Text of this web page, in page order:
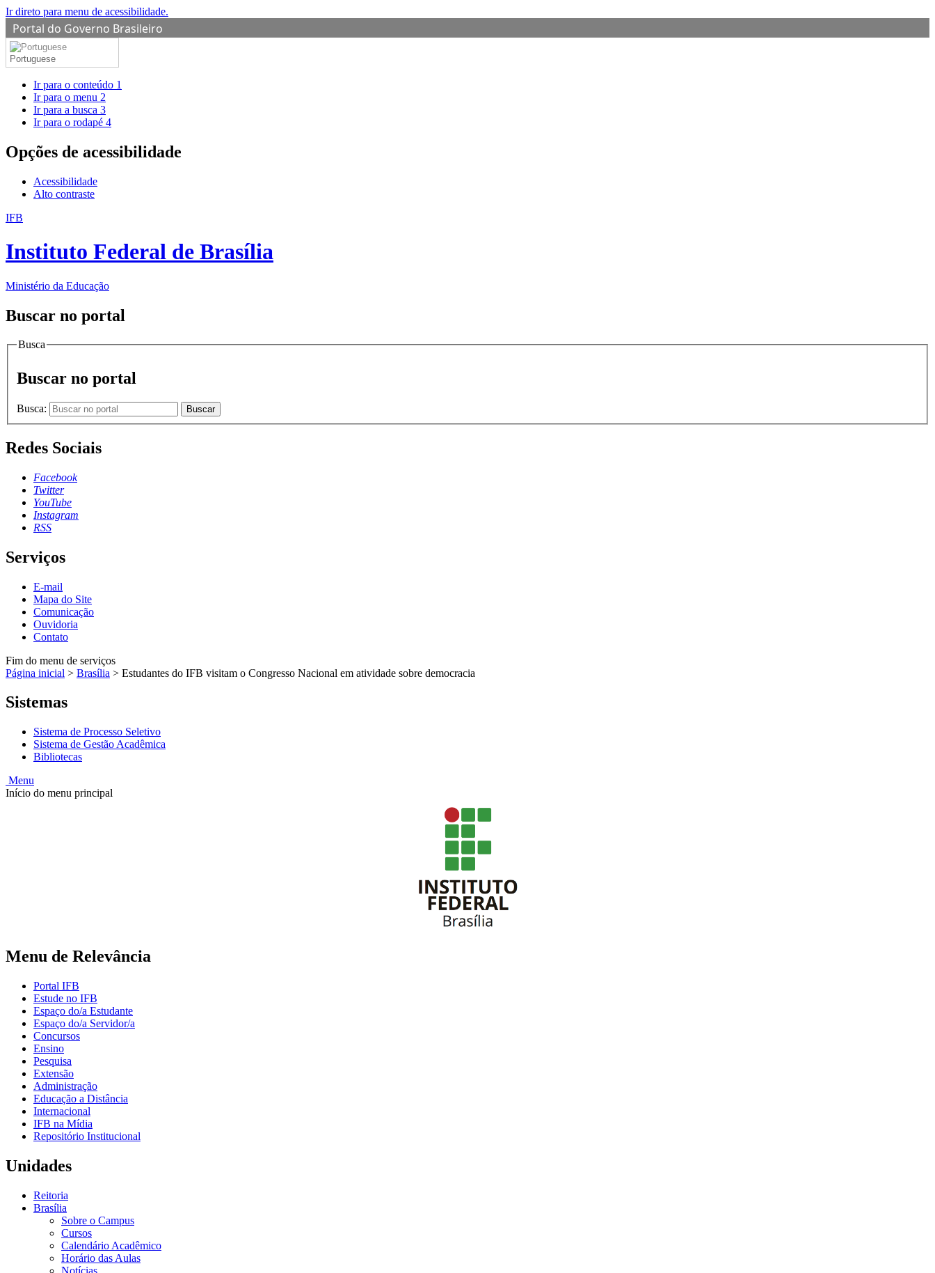
Ir direto para menu de acessibilidade.
Portal do Governo Brasileiro
Portuguese
Ir para o conteúdo 1
Ir para o menu 2
Ir para a busca 3
Ir para o rodapé 4
Opções de acessibilidade
Acessibilidade
Alto contraste
IFB
Instituto Federal de Brasília
Ministério da Educação
Buscar no portal
Busca
Buscar no portal
Busca: Buscar
Redes Sociais
Facebook
Twitter
YouTube
Instagram
RSS
Serviços
E-mail
Mapa do Site
Comunicação
Ouvidoria
Contato
Fim do menu de serviços
Página inicial > Brasília > Estudantes do IFB visitam o Congresso Nacional em atividade sobre democracia
Sistemas
Sistema de Processo Seletivo
Sistema de Gestão Acadêmica
Bibliotecas
Menu
Início do menu principal
Menu de Relevância
Portal IFB
Estude no IFB
Espaço do/a Estudante
Espaço do/a Servidor/a
Concursos
Ensino
Pesquisa
Extensão
Administração
Educação a Distância
Internacional
IFB na Mídia
Repositório Institucional
Unidades
Reitoria
Brasília
Sobre o Campus
Cursos
Calendário Acadêmico
Horário das Aulas
Notícias